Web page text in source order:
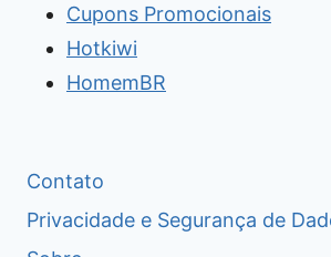
Cupons Promocionais
Hotkiwi
HomemBR
Contato
Privacidade e Segurança de